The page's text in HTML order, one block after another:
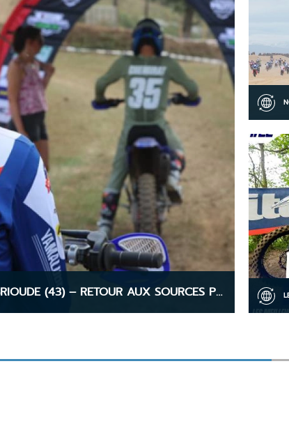
SAINT-JUST-PRÈS-BRIOUDE (43) – RETOUR AUX SOURCES POUR L'ENDURO KID